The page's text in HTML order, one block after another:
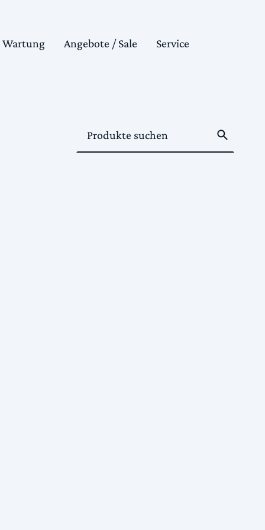
Wartung Angebote / Sale Service